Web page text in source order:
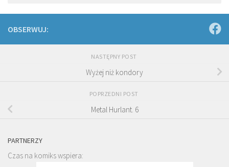
OBSERWUJ:
NASTĘPNY POST
Wyżej niż kondory
POPRZEDNI POST
Metal Hurlant. 6
PARTNERZY
Czas na komiks wspiera: